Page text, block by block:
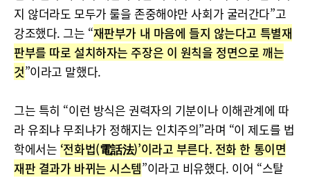
지 않더라도 모두가 룰을 존중해야만 사회가 굴러간다”고
강조했다. 그는 “재판부가 내 마음에 들지 않는다고 특별재
판부를 따로 설치하자는 주장은 이 원칙을 정면으로 깨는
것”이라고 말했다.
그는 특히 “이런 방식은 권력자의 기분이나 이해관계에 따
라 유죄냐 무죄냐가 정해지는 인치주의”라며 “이 제도를 법
학에서는 ‘전화법(電話法)’이라고 부른다. 전화 한 통이면
재판 결과가 바뀌는 시스템”이라고 비유했다. 이어 “스탈